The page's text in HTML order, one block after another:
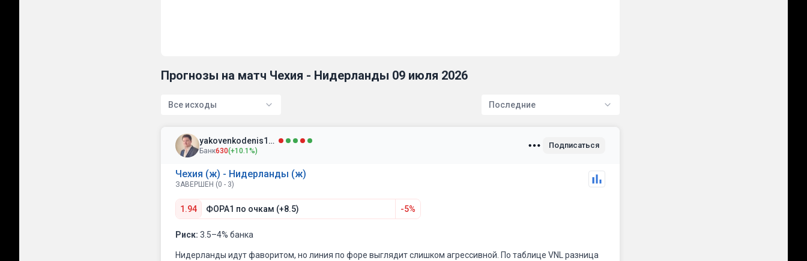
Прогнозы на матч Чехия - Нидерланды 09 июля 2026
Все исходы Последние
yakovenkodenis1987
Банк630(+10.1%)
Подписаться
Чехия (ж) - Нидерланды (ж)
ЗАВЕРШЕН (0 - 3)
1.94 ФОРА1 по очкам (+8.5) -5%
Риск: 3.5–4% банка
Нидерланды идут фаворитом, но линия по форе выглядит слишком агрессивной. По таблице VNL разница